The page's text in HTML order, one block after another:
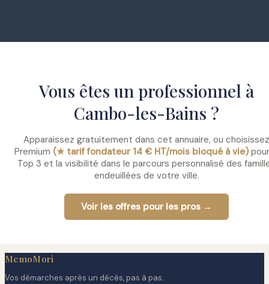
Vous êtes un professionnel à
Cambo-les-Bains ?
Apparaissez gratuitement dans cet annuaire, ou choisissez
Premium (★ tarif fondateur 14 € HT/mois bloqué à vie)
Top 3 et la visibilité dans le parcours personnalisé des
endeuillées de votre ville.
Voir les offres pour les pros →
MemoMori
Vos démarches après un décès, pas à pas.